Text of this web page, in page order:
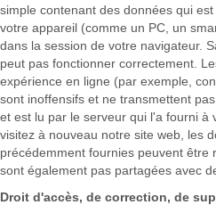
simple contenant des données qui
votre appareil (comme un PC, un
dans la session de votre navigateur.
peut pas fonctionner correctement.
expérience en ligne (par exemple,
sont inoffensifs et ne transmettent
et est lu par le serveur qui l'a fourni à
visitez à nouveau notre site web, les
précédemment fournies peuvent être
sont également pas partagées avec
Droit d'accès, de correction, de